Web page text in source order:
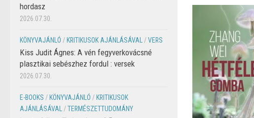
hordasz
2026.07.30.
KÖNYVAJÁNLÓ / KRITIKUSOK AJÁNLÁSÁVAL /VERS
Kiss Judit Ágnes: A vén fegyverkovácsné
plasztikai sebészhez fordul : versek
2026.07.30.
E-BOOKS / KÖNYVAJÁNLÓ / KRITIKUSOK
AJÁNLÁSÁVAL
/TERMÉSZETTUDOMÁNY